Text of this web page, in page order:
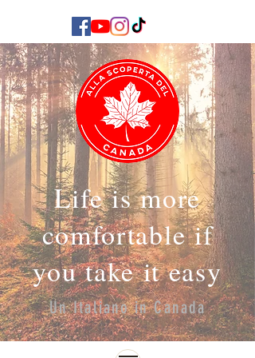
Life is more
comfortable if
you take it easy
Un Italiano in Canada